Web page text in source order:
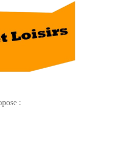
: